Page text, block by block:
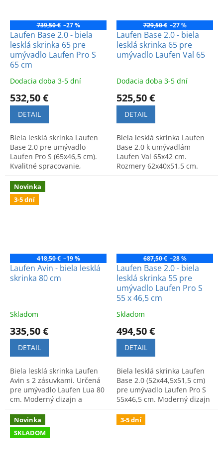
739,50 € –27 %
Laufen Base 2.0 - biela
lesklá skrinka 65 pre
umývadlo Laufen Pro S
65 cm
Dodacia doba 3-5 dní
532,50 €
DETAIL
Biela lesklá skrinka Laufen
Base 2.0 pre umývadlo
Laufen Pro S (65x46,5 cm).
Kvalitné spracovanie,
moderný dizajn. Rozmery:
62x44,5x51,5 cm.
729,50 € –27 %
Laufen Base 2.0 - biela
lesklá skrinka 65 pre
umývadlo Laufen Val 65
Dodacia doba 3-5 dní
525,50 €
DETAIL
Biela lesklá skrinka Laufen
Base 2.0 k umývadlám
Laufen Val 65x42 cm.
Rozmery 62x40x51,5 cm.
Špičková švajčiarska kvalita a
Novinka
3-5 dní
418,50 € –19 %
Laufen Avin - biela lesklá
skrinka 80 cm
Skladom
335,50 €
DETAIL
Biela lesklá skrinka Laufen
Avin s 2 zásuvkami. Určená
pre umývadlo Laufen Lua 80
cm. Moderný dizajn a
praktický úložný priestor do
kúpeľne.
687,50 € –28 %
Laufen Base 2.0 - biela
lesklá skrinka 55 pre
umývadlo Laufen Pro S
55 x 46,5 cm
Skladom
494,50 €
DETAIL
Biela lesklá skrinka Laufen
Base 2.0 (52x44,5x51,5 cm)
pre umývadlo Laufen Pro S
55x46,5 cm. Moderný dizajn
a prvotriedna kvalita pre
vašu kúpeľňu.
Novinka
SKLADOM
3-5 dní